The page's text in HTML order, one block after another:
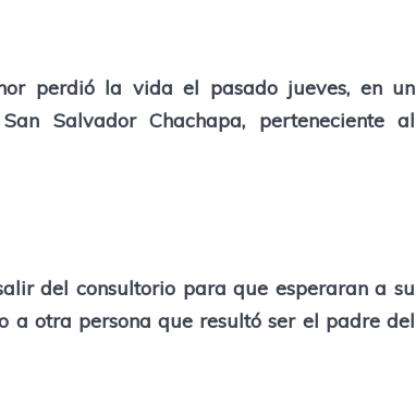
perdió la vida el pasado jueves, en un
Salvador Chachapa, perteneciente al
del consultorio para que esperaran a su
a otra persona que resultó ser el padre del